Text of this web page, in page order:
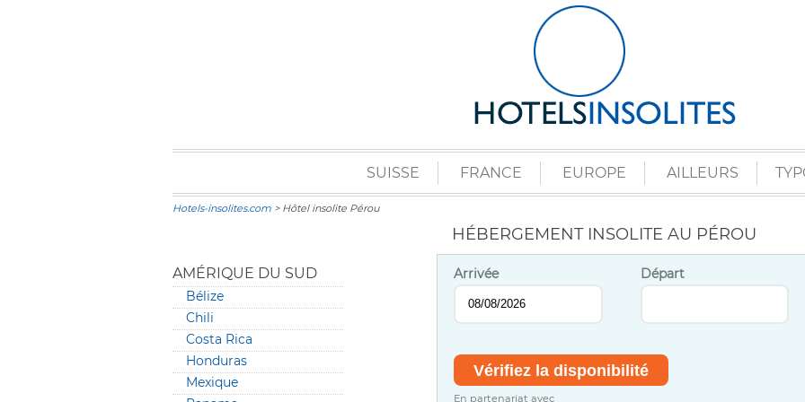
SUISSE FRANCE EUROPE AILLEURS
Hotels-insolites.com > Hôtel insolite Pérou
HÉBERGEMENT INSOLITE AU PÉROU
AMÉRIQUE DU SUD
Bélize
Chili
Costa Rica
Honduras
Mexique
Arrivée Départ
En partenariat avec